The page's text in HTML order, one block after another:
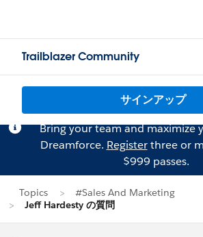
Trailblazer Community
サインアップ
Bring your team and maximize
Dreamforce. Registerthree or
$999 passes.
Topics
#Sales And Marketing
Jeff Hardesty の質問